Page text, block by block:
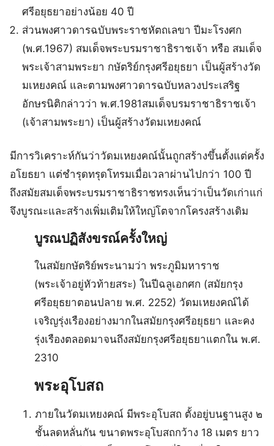
ศรีอยุธยาอย่างน้อย 40 ปี
ส่วนพงศาวดารฉบับพระราชหัตถเลขา ปีมะโรงศก
(พ.ศ.1967) สมเด็จพระบรมราชาธิราชเจ้า หรือ สมเด็จ
พระเจ้าสามพระยา กษัตริย์กรุงศรีอยุธยา เป็นผู้สร้างวัด
มเหยงคณ์ และตามพงศาวดารฉบับหลวงประเสริฐ
อักษรนิติกล่าวว่า พ.ศ.1981สมเด็จบรมราชาธิราชเจ้า
(เจ้าสามพระยา) เป็นผู้สร้างวัดมเหยงคณ์
มีการวิเคราะห์กันว่าวัดมเหยงคณ์นั้นถูกสร้างขึ้นตั้งแต่ครั้ง
อโยธยา แต่ชำรุดทรุดโทรมเมื่อเวลาผ่านไปกว่า 100 ปี
ถึงสมัยสมเด็จพระบรมราชาธิราชทรงเห็นว่าเป็นวัดเก่าแก่
จึงบูรณะและสร้างเพิ่มเติมให้ใหญ่โตจากโครงสร้างเดิม
บูรณปฏิสังขรณ์ครั้งใหญ่
ในสมัยกษัตริย์พระนามว่า พระภูมิมหาราช
(พระเจ้าอยู่หัวท้ายสระ) ในปีฉลูเอกศก (สมัยกรุง
ศรีอยุธยาตอนปลาย พ.ศ. 2252) วัดมเหยงคณ์ได้
เจริญรุ่งเรืองอย่างมากในสมัยกรุงศรีอยุธยา และคง
รุ่งเรืองตลอดมาจนถึงสมัยกรุงศรีอยุธยาแตกใน พ.ศ.
2310
พระอุโบสถ
ภายในวัดมเหยงคณ์ มีพระอุโบสถ ตั้งอยู่บนฐานสูง ๒
ชั้นลดหลั่นกัน ขนาดพระอุโบสถกว้าง 18 เมตร ยาว